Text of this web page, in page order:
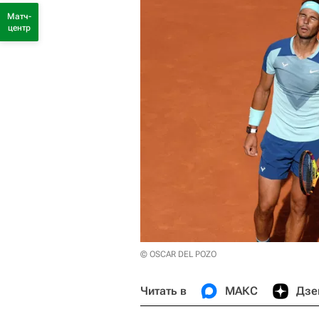
© OSCAR DEL POZO
Читать в МАКС
Матч-
центр